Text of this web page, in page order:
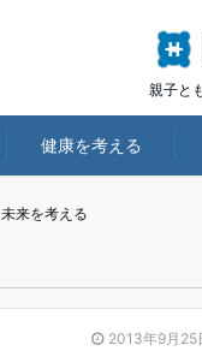
親子と
健康を考える
未来を考える
2013年9月25